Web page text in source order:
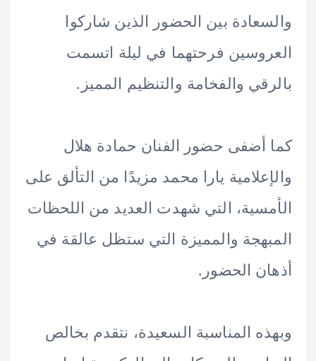
بين الحضور الذين شاركوا
فرحتهما في ليلة اتسمت
والفخامة والتنظيم المميز.
أضفى حضور الفنان حمادة هلال
يارا محمد مزيدًا من التألق على
التي شهدت العديد من اللحظات
والمميزة التي ستظل عالقة في
الحضور.
المناسبة السعيدة، نتقدم بخالص